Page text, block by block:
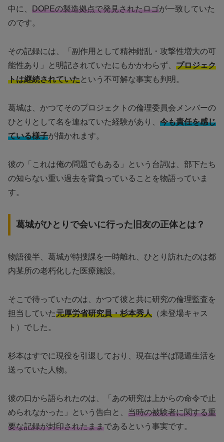
中に、 DOPEの製造拠点で発見されたロゴが一致していた
のです。
その記録には、「副作用として精神錯乱・攻撃性増大の可
能性あり」と明記されていたにもかかわらず、 プロジェク
トは継続されていたという不可解な事実も判明。
葛城は、かつてそのプロジェクトの倫理委員会メンバーの
ひとりとして名を連ねていた経験があり、 今も責任を感じ
ている様子が描かれます。
彼の「これは俺の問題でもある」という台詞は、部下たち
の知らない重い過去を背負っていることを物語っていま
す。
葛城がひとりで会いに行った旧友の正体とは？
物語後半、葛城が特捜課を一時離れ、ひとり訪れたのは都
内某所の老朽化した医療施設。
そこで待っていたのは、かつて彼と共に研究の倫理監査を
担当していた元厚労省研究員・杉本秀人 （未登場キャス
ト）でした。
杉本はすでに現役を引退しており、現在は半ば隠遁生活を
送っていた人物。
彼の口から語られたのは、「あの研究は上からの命令で止
められなかった」という告白と、 当時の被験者に関する重
要な記録が封印されたままであるという事実です。